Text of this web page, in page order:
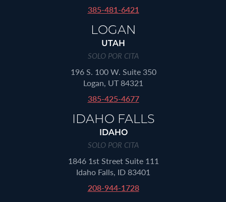
385-481-6421
LOGAN
UTAH
SOLO POR CITA
196 S. 100 W. Suite 350
Logan, UT 84321
385-425-4677
IDAHO FALLS
IDAHO
SOLO POR CITA
1846 1st Street Suite 111
Idaho Falls, ID 83401
208-944-1728